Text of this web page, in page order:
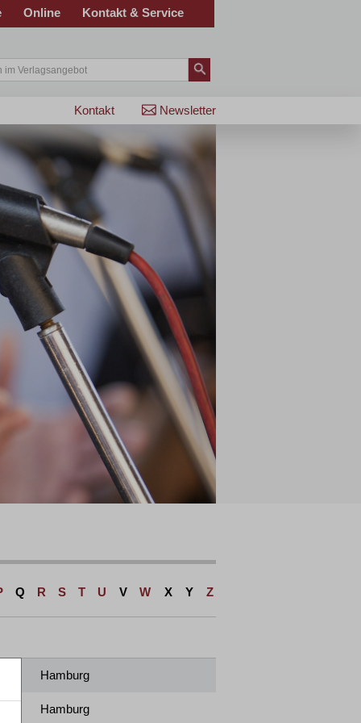
Online Kontakt & Service
Newsletter
Kontakt
Q R S T U V W X Y Z
Hamburg
Hamburg